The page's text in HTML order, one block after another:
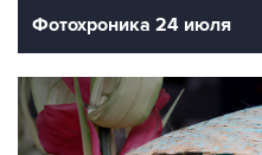
Фотохроника 24 июля